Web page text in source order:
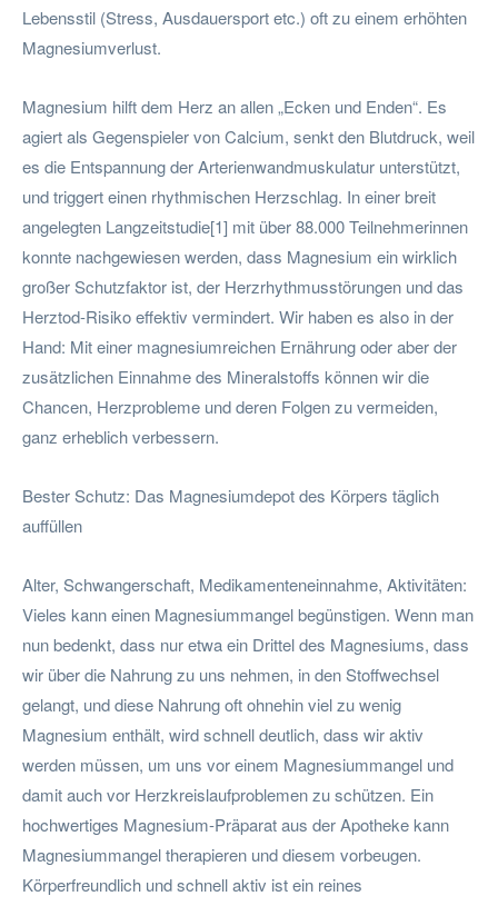
Lebensstil (Stress, Ausdauersport etc.) oft zu einem erhöhten
Magnesiumverlust.
Magnesium hilft dem Herz an allen „Ecken und Enden“. Es
agiert als Gegenspieler von Calcium, senkt den Blutdruck, weil
es die Entspannung der Arterienwandmuskulatur unterstützt,
und triggert einen rhythmischen Herzschlag. In einer breit
angelegten Langzeitstudie[1] mit über 88.000 Teilnehmerinnen
konnte nachgewiesen werden, dass Magnesium ein wirklich
großer Schutzfaktor ist, der Herzrhythmusstörungen und das
Herztod-Risiko effektiv vermindert. Wir haben es also in der
Hand: Mit einer magnesiumreichen Ernährung oder aber der
zusätzlichen Einnahme des Mineralstoffs können wir die
Chancen, Herzprobleme und deren Folgen zu vermeiden,
ganz erheblich verbessern.
Bester Schutz: Das Magnesiumdepot des Körpers täglich
auffüllen
Alter, Schwangerschaft, Medikamenteneinnahme, Aktivitäten:
Vieles kann einen Magnesiummangel begünstigen. Wenn man
nun bedenkt, dass nur etwa ein Drittel des Magnesiums, dass
wir über die Nahrung zu uns nehmen, in den Stoffwechsel
gelangt, und diese Nahrung oft ohnehin viel zu wenig
Magnesium enthält, wird schnell deutlich, dass wir aktiv
werden müssen, um uns vor einem Magnesiummangel und
damit auch vor Herzkreislaufproblemen zu schützen. Ein
hochwertiges Magnesium-Präparat aus der Apotheke kann
Magnesiummangel therapieren und diesem vorbeugen.
Körperfreundlich und schnell aktiv ist ein reines